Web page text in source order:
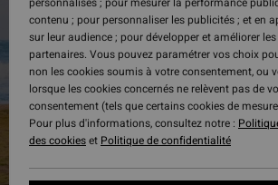
contenu ; pour personnaliser les publicités ; et en
sur leur audience ; pour développer et améliorer
partenaires. Vous pouvez paramétrer vos choix
non les cookies soumis à votre consentement, ou
lorsque les cookies concernés ne relèvent pas de
consentement (tels que certains cookies de mesure
Pour plus d'informations, consultez notre :
des cookieset Politique de confidentialité